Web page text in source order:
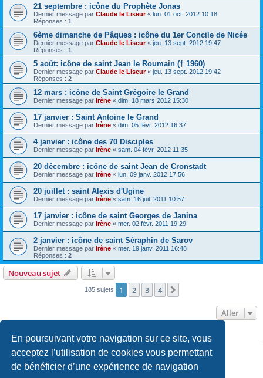
En poursuivant votre navigation sur ce site, vous
acceptez l’utilisation de cookies vous permettant
de bénéficier d’une expérience de navigation
21 septembre : icône du Prophète Jonas
Dernier message par Claude le Liseur« lun. 01 oct. 2012 10:18
Réponses : 1
6ème dimanche de Pâques : icône du 1er Concile de Nicée
Dernier message par Claude le Liseur« jeu. 13 sept. 2012 19:47
Réponses : 1
5 août: icône de saint Jean le Roumain († 1960)
Dernier message par Claude le Liseur« jeu. 13 sept. 2012 19:42
Réponses : 2
12 mars : icône de Saint Grégoire le Grand
Dernier message par Irène « dim. 18 mars 2012 15:30
17 janvier : Saint Antoine le Grand
Dernier message par Irène « dim. 05 févr. 2012 16:37
4 janvier : icône des 70 Disciples
Dernier message par Irène « sam. 04 févr. 2012 11:35
20 décembre : icône de saint Jean de Cronstadt
Dernier message par Irène « lun. 09 janv. 2012 17:56
20 juillet : saint Alexis d'Ugine
Dernier message par Irène « sam. 16 juil. 2011 10:57
17 janvier : icône de saint Georges de Janina
Dernier message par Irène « mer. 02 févr. 2011 19:29
2 janvier : icône de saint Séraphin de Sarov
Dernier message par Irène « mer. 19 janv. 2011 16:48
Réponses : 2
Nouveau sujet
185 sujets 1 2 3 4
Aller
PERMISSIONS DU FORUM
Vousne pouvez paspublier de nouveaux sujets dans ce forum
Vousne pouvez pasrépondre aux sujets dans ce forum
Vousne pouvez pasmodifier vos messages dans ce forum
supprimer vos messages dans ce forum